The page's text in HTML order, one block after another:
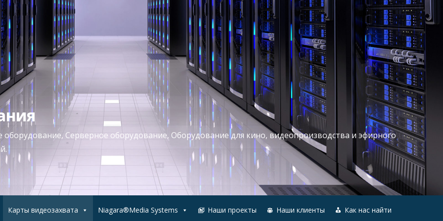
Серверное оборудование, Оборудование для кино, видеопроизводства и эфирного
Карты видеозахвата Niagara®Media Systems Наши проекты Наши клиенты Как нас найти